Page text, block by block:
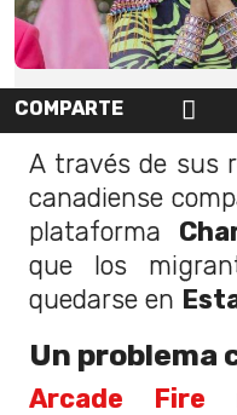
COMPARTE
A través de sus
canadiense
plataforma
que los
quedarse en
Un problema
Arcade Fire